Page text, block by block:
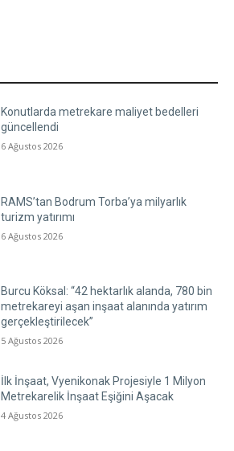
Konutlarda metrekare maliyet bedelleri
güncellendi
6 Ağustos 2026
RAMS’tan Bodrum Torba’ya milyarlık
turizm yatırımı
6 Ağustos 2026
Burcu Köksal: “42 hektarlık alanda, 780 bin
metrekareyi aşan inşaat alanında yatırım
gerçekleştirilecek”
5 Ağustos 2026
İlk İnşaat, Vyenikonak Projesiyle 1 Milyon
Metrekarelik İnşaat Eşiğini Aşacak
4 Ağustos 2026